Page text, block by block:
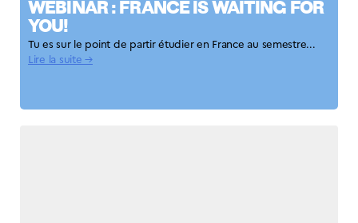
WEBINAR : FRANCE IS WAITING FOR
YOU!
Tu es sur le point de partir étudier en France au semestre...
Lire la suite →